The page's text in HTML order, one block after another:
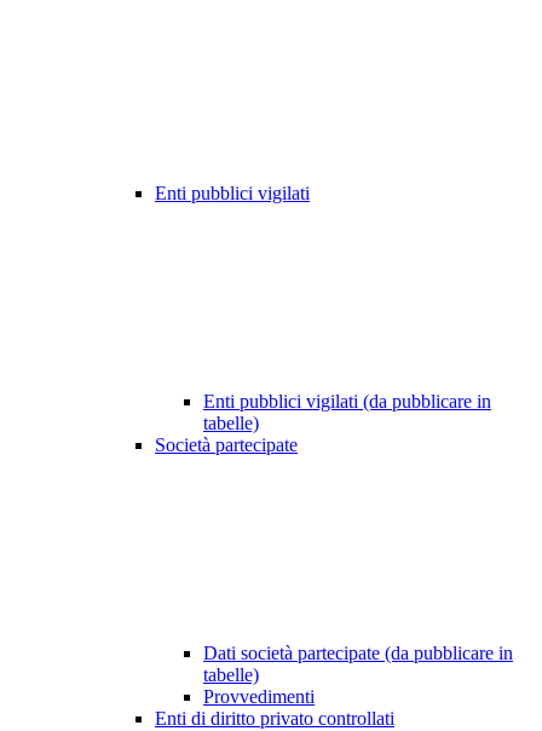
Enti pubblici vigilati
Enti pubblici vigilati (da pubblicare in
tabelle)
Società partecipate
Dati società partecipate (da pubblicare in
tabelle)
Provvedimenti
Enti di diritto privato controllati